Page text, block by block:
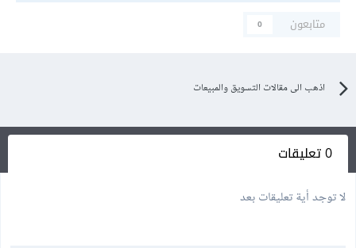
متابعون
0
اذهب الى مقالات التسويق والمبيعات
0 تعليقات
لا توجد أية تعليقات بعد